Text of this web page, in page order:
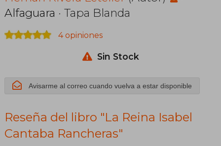
Rancheras
Alfaguara · Tapa Blanda
4 opiniones
Sin Stock
Avisarme al correo cuando vuelva a estar disponible
Reseña del libro "La Reina Isabel
Cantaba Rancheras"